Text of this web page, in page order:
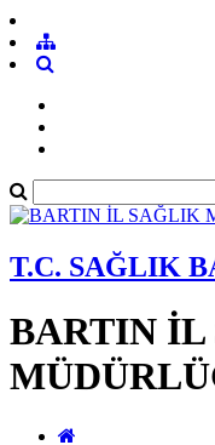
T.C. SAĞLIK
BARTIN